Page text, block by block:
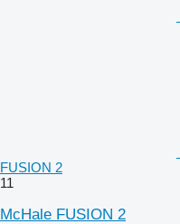
FUSION 2
11
McHale FUSION 2